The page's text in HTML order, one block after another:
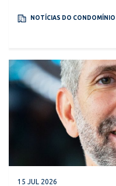
NOTÍCIAS DO CONDOMÍNIO
15 JUL 2026